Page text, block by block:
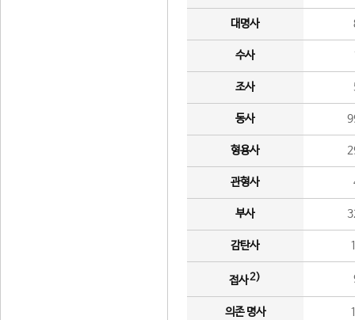
대명사
수사
조사
동사
형용사
관형사
부사
감탄사
접사2)
의존 명사